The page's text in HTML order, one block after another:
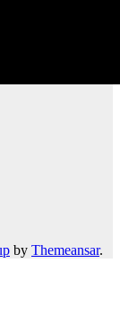
by Themeansar.